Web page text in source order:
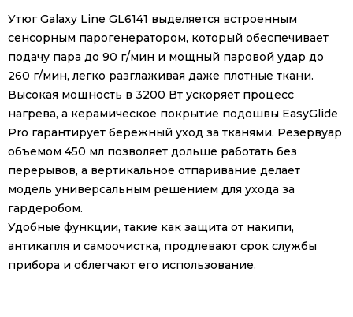
Утюг Galaxy Line GL6141 выделяется встроенным
сенсорным парогенератором, который обеспечивает
подачу пара до 90 г/мин и мощный паровой удар до
260 г/мин, легко разглаживая даже плотные ткани.
Высокая мощность в 3200 Вт ускоряет процесс
нагрева, а керамическое покрытие подошвы EasyGlide
Pro гарантирует бережный уход за тканями. Резервуар
объемом 450 мл позволяет дольше работать без
перерывов, а вертикальное отпаривание делает
модель универсальным решением для ухода за
гардеробом.
Удобные функции, такие как защита от накипи,
антикапля и самоочистка, продлевают срок службы
прибора и облегчают его использование.